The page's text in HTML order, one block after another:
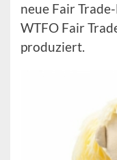
neue Fair
WTFO Fair
produziert.